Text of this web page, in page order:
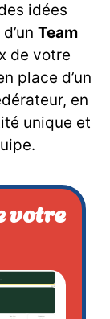
idées
Team
de votre
place d’un
en
unique et
votre